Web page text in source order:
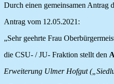
Durch einen gemeinsamen Antrag
Antrag vom 12.05.2021:
„Sehr geehrte Frau
die CSU- / JU- Fraktion stellt den
Erweiterung Ulmer Hofgut